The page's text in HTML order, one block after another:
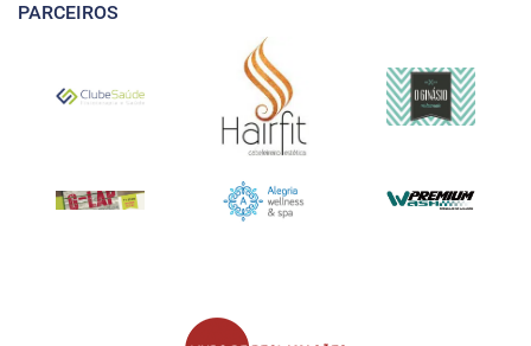
PARCEIROS